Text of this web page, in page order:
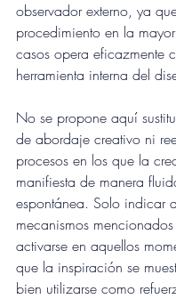
observador externo, ya
procedimiento en la
casos opera eficazmente
herramienta interna del
No se propone aquí
de abordaje creativo ni
procesos en los que la
manifiesta de manera
espontánea. Solo indicar
mecanismos mencionados
activarse en aquellos
que la inspiración se
bien utilizarse como